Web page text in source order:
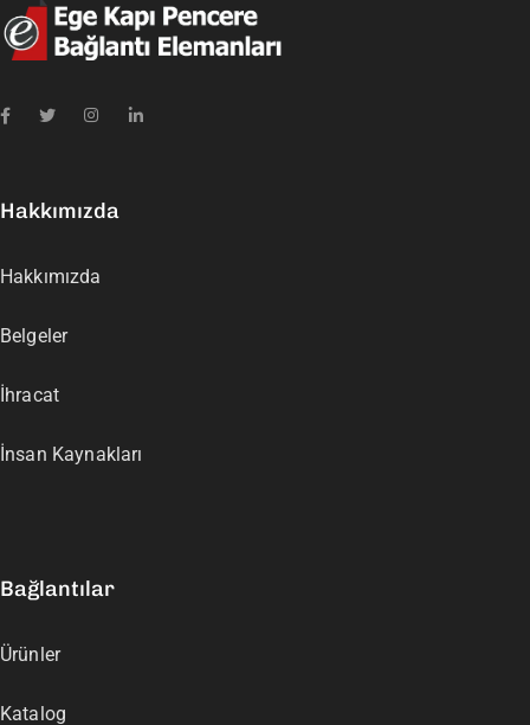
Hakkımızda
Hakkımızda
Belgeler
İhracat
İnsan Kaynakları
Bağlantılar
Ürünler
Katalog